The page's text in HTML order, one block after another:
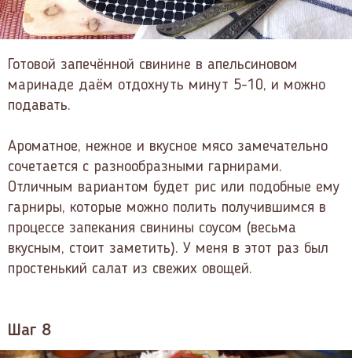
Готовой запечённой свинине в апельсиновом
маринаде даём отдохнуть минут 5-10, и можно
подавать.
Ароматное, нежное и вкусное мясо замечательно
сочетается с разнообразными гарнирами.
Отличным вариантом будет рис или подобные ему
гарниры, которые можно полить получившимся в
процессе запекания свинины соусом (весьма
вкусным, стоит заметить). У меня в этот раз был
простенький салат из свежих овощей.
Шаг 8